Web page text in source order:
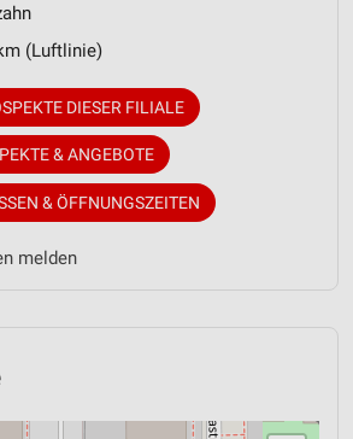
(Luftlinie)
DIESER FILIALE
& ANGEBOTE
& ÖFFNUNGSZEITEN
melden